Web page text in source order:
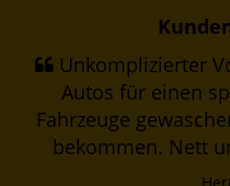
Unkomplizierter
Autos für einen
Fahrzeuge
bekommen. Nett